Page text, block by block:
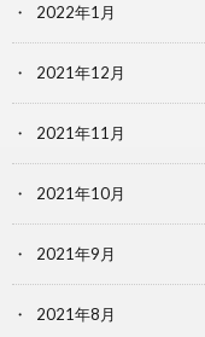
2022年1月
2021年12月
2021年11月
2021年10月
2021年9月
2021年8月